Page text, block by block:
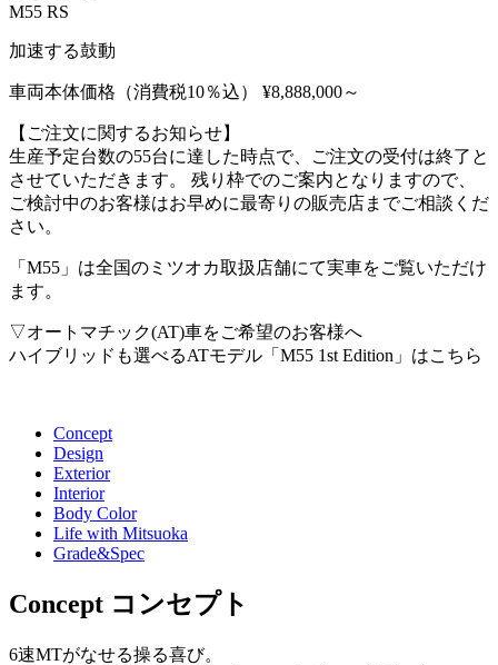
M55 RS
加速する鼓動
車両本体価格（消費税10％込） ¥8,888,000～
【ご注文に関するお知らせ】
生産予定台数の55台に達した時点で、ご注文の受付は終了と
させていただきます。 残り枠でのご案内となりますので、
ご検討中のお客様はお早めに最寄りの販売店までご相談くだ
さい。
「M55」は全国のミツオカ取扱店舗にて実車をご覧いただけ
ます。
▽オートマチック(AT)車をご希望のお客様へ
ハイブリッドも選べるATモデル「M55 1st Edition」はこちら
Concept
Design
Exterior
Interior
Body Color
Life with Mitsuoka
Grade&Spec
Concept コンセプト
6速MTがなせる操る喜び。